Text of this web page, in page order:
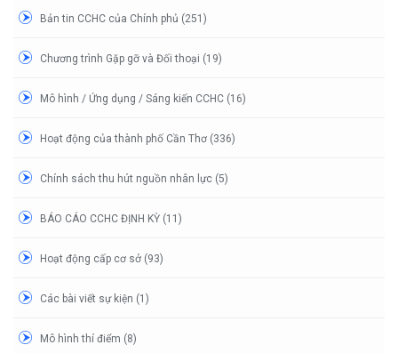
Bản tin CCHC của Chính phủ (251)
Chương trình Gặp gỡ và Đối thoại (19)
Mô hình / Ứng dụng / Sáng kiến CCHC (16)
Hoạt động của thành phố Cần Thơ (336)
Chính sách thu hút nguồn nhân lực (5)
BÁO CÁO CCHC ĐỊNH KỲ (11)
Hoạt động cấp cơ sở (93)
Các bài viết sự kiện (1)
Mô hình thí điểm (8)